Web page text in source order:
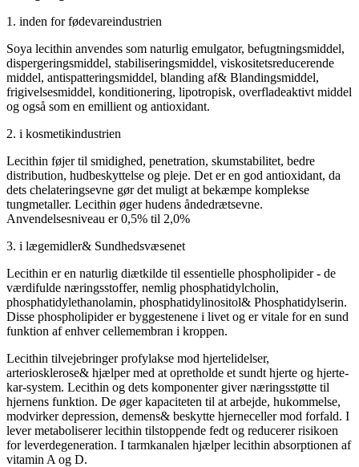
1. inden for fødevareindustrien
Soya lecithin anvendes som naturlig emulgator, befugtningsmiddel,
dispergeringsmiddel, stabiliseringsmiddel, viskositetsreducerende
middel, antispatteringsmiddel, blanding af& Blandingsmiddel,
frigivelsesmiddel, konditionering, lipotropisk, overfladeaktivt middel
og også som en emillient og antioxidant.
2. i kosmetikindustrien
Lecithin føjer til smidighed, penetration, skumstabilitet, bedre
distribution, hudbeskyttelse og pleje. Det er en god antioxidant, da
dets chelateringsevne gør det muligt at bekæmpe komplekse
tungmetaller. Lecithin øger hudens åndedrætsevne.
Anvendelsesniveau er 0,5% til 2,0%
3. i lægemidler& Sundhedsvæsenet
Lecithin er en naturlig diætkilde til essentielle phospholipider - de
værdifulde næringsstoffer, nemlig phosphatidylcholin,
phosphatidylethanolamin, phosphatidylinositol& Phosphatidylserin.
Disse phospholipider er byggestenene i livet og er vitale for en sund
funktion af enhver cellemembran i kroppen.
Lecithin tilvejebringer profylakse mod hjertelidelser,
arteriosklerose& hjælper med at opretholde et sundt hjerte og hjerte-
kar-system. Lecithin og dets komponenter giver næringsstøtte til
hjernens funktion. De øger kapaciteten til at arbejde, hukommelse,
modvirker depression, demens& beskytte hjerneceller mod forfald. I
lever metaboliserer lecithin tilstoppende fedt og reducerer risikoen
for leverdegeneration. I tarmkanalen hjælper lecithin absorptionen af
​​vitamin A og D.